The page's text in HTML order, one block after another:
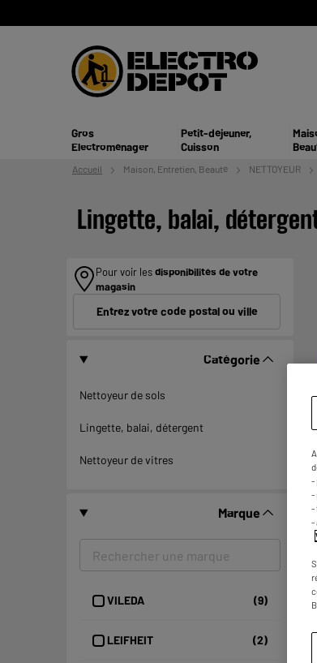
Gros
Electroménager
Petit-déjeuner,
Cuisson
Accueil Maison, Entretien, Beauté NETTOYEUR
Lingette, balai,
Pour voir lesdisponibilités de votre
magasin
Entrez votre code postal ou ville
Catégorie
Nettoyeur de sols
Lingette, balai, détergent
Nettoyeur de vitres
Marque
VILEDA (9)
LEIFHEIT (2)
-
-
-
-